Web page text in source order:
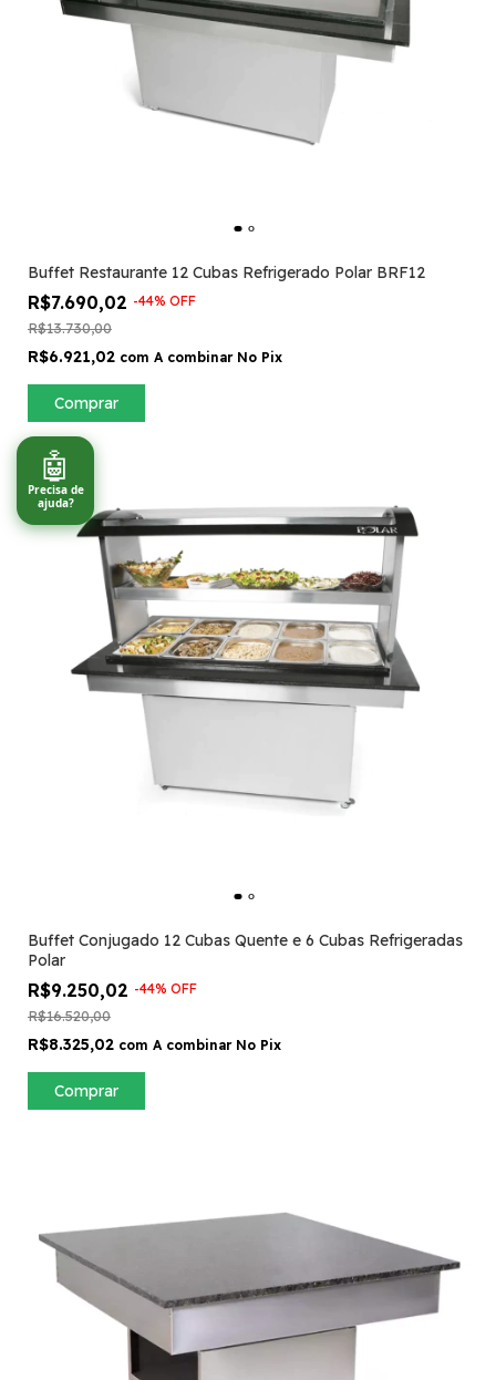
Buffet Restaurante 12 Cubas Refrigerado Polar BRF12
R$7.690,02 -44% OFF
R$13.730,00
R$6.921,02 com A combinar No Pix
Comprar
Buffet Conjugado 12 Cubas Quente e 6 Cubas Refrigeradas
Polar
R$9.250,02 -44% OFF
R$16.520,00
R$8.325,02 com A combinar No Pix
Comprar
🤖
Precisa de
ajuda?